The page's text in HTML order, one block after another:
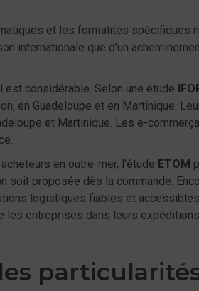
et les formalités spécifiques
internationale que d’un
considérable. Selon une étude
en Guadeloupe et en Martinique.
et Martinique. Les e-
en outre-mer, l'étude ETOM
soit proposée dès la commande.
logistiques fiables et
les entreprises dans leurs